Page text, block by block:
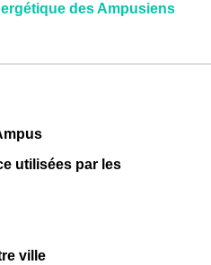
des Ampusiens
utilisées par les
ville